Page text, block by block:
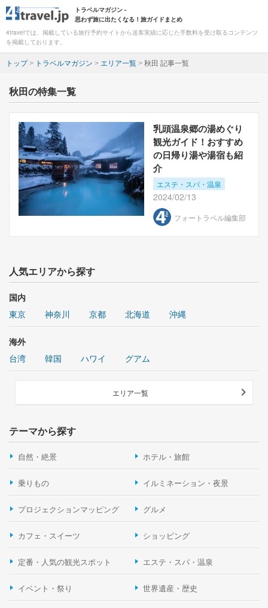
トラベルマガジン -
思わず旅に出たくなる！旅ガイドまとめ
4travelでは、掲載している旅行予約サイトから送客実績に応じた手数料を受け取るコンテンツ
を掲載しております。
トップ> トラベルマガジン > エリア一覧 > 秋田 記事一覧
秋田の特集一覧
乳頭温泉郷の湯めぐり
観光ガイド！おすすめ
の日帰り湯や湯宿も紹
介
エステ・スパ・温泉
2024/02/13
フォートラベル編集部
人気エリアから探す
国内
東京
神奈川 京都 北海道 沖縄
海外
台湾
韓国 ハワイ グアム
エリア一覧
テーマから探す
自然・絶景 ホテル・旅館
乗りもの イルミネーション・夜景
プロジェクションマッピング グルメ
カフェ・スイーツ ショッピング
定番・人気の観光スポット エステ・スパ・温泉
イベント・祭り 世界遺産・歴史